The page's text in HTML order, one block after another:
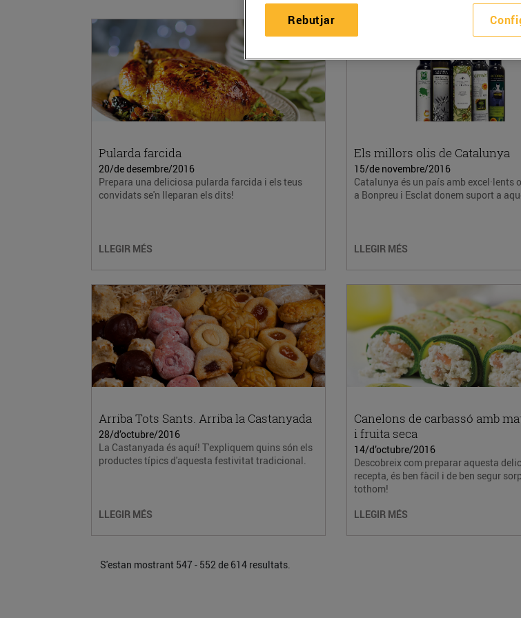
Pularda farcida
20/de desembre/2016
Prepara una deliciosa pularda farcida i els teus
convidats se'n lleparan els dits!
LLEGIR MÉS
Els millors olis de Catalunya
15/de novembre/2016
Catalunya és un país amb excel·lents
a Bonpreu i Esclat donem suport a
LLEGIR MÉS
Arriba Tots Sants. Arriba la Castanyada
28/d’octubre/2016
La Castanyada és aquí! T'expliquem quins són els
productes típics d'aquesta festivitat tradicional.
LLEGIR MÉS
Canelons de carbassó amb
i fruita seca
14/d’octubre/2016
Descobreix com preparar aquesta
recepta, és ben fàcil i de ben segur
tothom!
LLEGIR MÉS
S'estan mostrant 547 - 552 de 614 resultats.
Rebutjar